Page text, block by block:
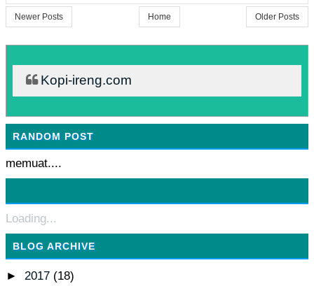
Newer Posts Older Posts
Home
Kopi-ireng.com
RANDOM POST
memuat....
Loading...
BLOG ARCHIVE
► 2017 (18)